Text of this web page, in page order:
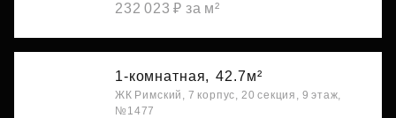
232 023 ₽ за м²
1-комнатная, 42.7м²
ЖК Римский, 7 корпус, 20 секция, 9 этаж,
№1477